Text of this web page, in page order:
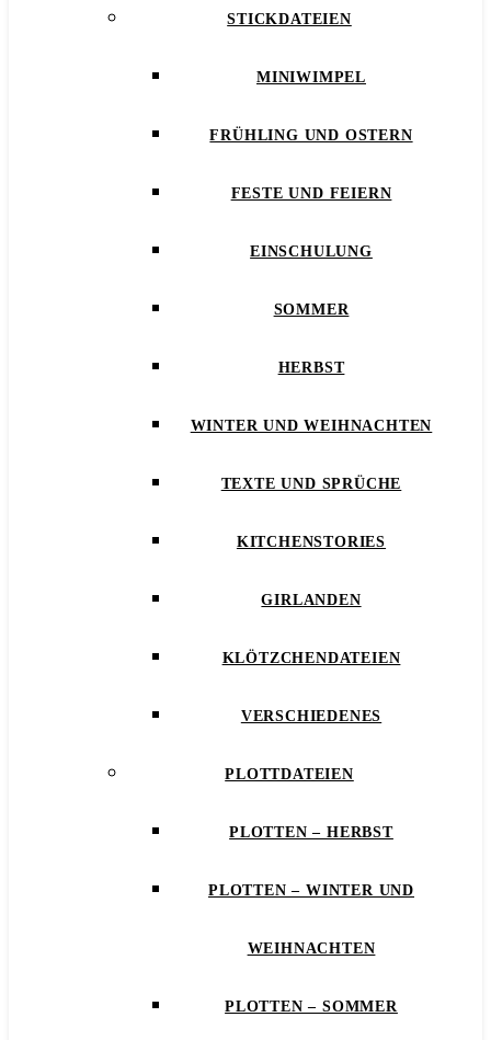
STICKDATEIEN
MINIWIMPEL
FRÜHLING UND OSTERN
FESTE UND FEIERN
EINSCHULUNG
SOMMER
HERBST
WINTER UND WEIHNACHTEN
TEXTE UND SPRÜCHE
KITCHENSTORIES
GIRLANDEN
KLÖTZCHENDATEIEN
VERSCHIEDENES
PLOTTDATEIEN
PLOTTEN – HERBST
PLOTTEN – WINTER UND
WEIHNACHTEN
PLOTTEN – SOMMER